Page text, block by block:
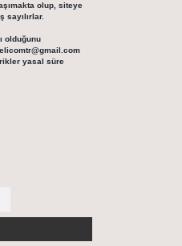
olup, siteye
sayılırlar.
olduğunu
yasal süre